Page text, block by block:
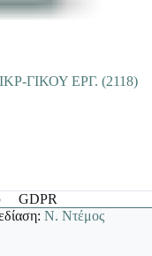
ΓΙΚΟΥ ΕΡΓ. (2118)
GDPR
Ν. Ντέμος